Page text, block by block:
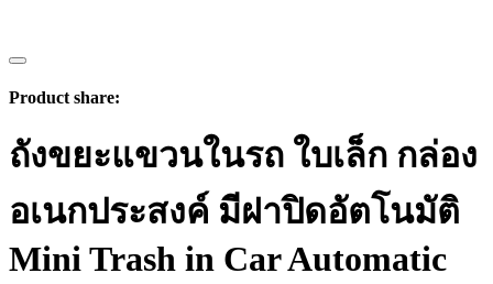
Product share:
ถังขยะแขวนในรถ ใบเล็ก กล่อง
อเนกประสงค์ มีฝาปิดอัตโนมัติ
Mini Trash in Car Automatic